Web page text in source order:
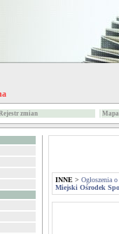
zmian
INNE > Ogłoszenia
Miejski Ośrodek